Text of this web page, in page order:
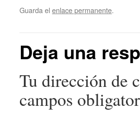
Guarda el enlace permanente.
Deja una
Tu dirección de
campos